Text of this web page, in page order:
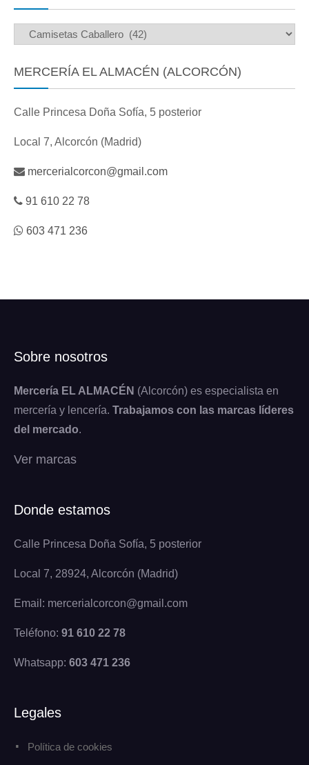
MERCERÍA EL ALMACÉN (ALCORCÓN)
Calle Princesa Doña Sofía, 5 posterior
Local 7, Alcorcón (Madrid)
mercerialcorcon@gmail.com
91 610 22 78
603 471 236
Sobre nosotros
Mercería EL ALMACÉN (Alcorcón) es especialista en
mercería y lencería. Trabajamos con las marcas líderes
del mercado.
Ver marcas
Donde estamos
Calle Princesa Doña Sofía, 5 posterior
Local 7, 28924, Alcorcón (Madrid)
Email: mercerialcorcon@gmail.com
Teléfono: 91 610 22 78
Whatsapp: 603 471 236
Legales
Política de cookies